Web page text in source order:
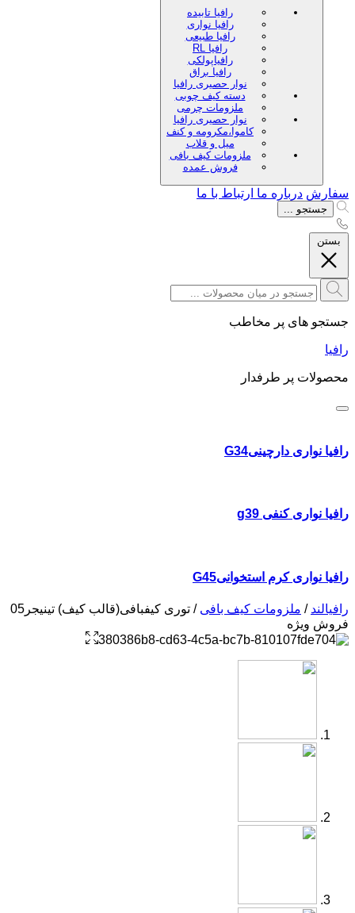
رافیا تابیده
رافیا نواری
رافیا طبیعی
رافیا RL
رافیاپولکی
رافیا براق
نوار حصیری رافیا
دسته کیف چوبی
ملزومات چرمی
نوار حصیری رافیا
کاموا،مکرومه و کنف
میل و قلاب
ملزومات کیف بافی
فروش عمده
سفارش درباره ما ارتباط با ما
جستجو ...
بستن
جستجو های پر مخاطب
رافیا
محصولات پر طرفدار
رافیا نواری دارچینیG34
رافیا نواری کنفی g39
رافیا نواری کرم استخوانیG45
رافیالند / ملزومات کیف بافی / توری کیفبافی(قالب کیف) تینیجر05
فروش ویژه